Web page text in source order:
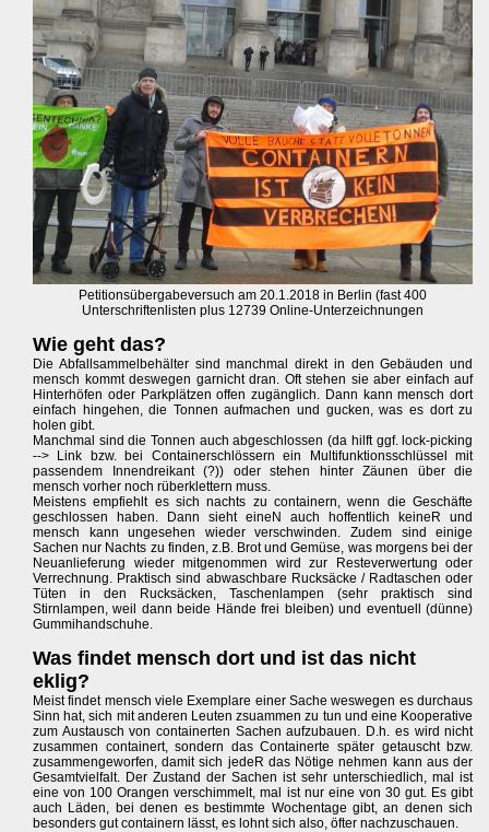
Petitionsübergabeversuch am 20.1.2018 in Berlin (fast 400
Unterschriftenlisten plus 12739 Online-Unterzeichnungen
Wie geht das?
Die Abfallsammelbehälter sind manchmal direkt in den Gebäuden und
mensch kommt deswegen garnicht dran. Oft stehen sie aber einfach auf
Hinterhöfen oder Parkplätzen offen zugänglich. Dann kann mensch dort
einfach hingehen, die Tonnen aufmachen und gucken, was es dort zu
holen gibt.
Manchmal sind die Tonnen auch abgeschlossen (da hilft ggf. lock-picking
--> Link bzw. bei Containerschlössern ein Multifunktionsschlüssel mit
passendem Innendreikant (?)) oder stehen hinter Zäunen über die
mensch vorher noch rüberklettern muss.
Meistens empfiehlt es sich nachts zu containern, wenn die Geschäfte
geschlossen haben. Dann sieht eineN auch hoffentlich keineR und
mensch kann ungesehen wieder verschwinden. Zudem sind einige
Sachen nur Nachts zu finden, z.B. Brot und Gemüse, was morgens bei der
Neuanlieferung wieder mitgenommen wird zur Resteverwertung oder
Verrechnung. Praktisch sind abwaschbare Rucksäcke / Radtaschen oder
Tüten in den Rucksäcken, Taschenlampen (sehr praktisch sind
Stirnlampen, weil dann beide Hände frei bleiben) und eventuell (dünne)
Gummihandschuhe.
Was findet mensch dort und ist das nicht
eklig?
Meist findet mensch viele Exemplare einer Sache weswegen es durchaus
Sinn hat, sich mit anderen Leuten zsuammen zu tun und eine Kooperative
zum Austausch von containerten Sachen aufzubauen. D.h. es wird nicht
zusammen containert, sondern das Containerte später getauscht bzw.
zusammengeworfen, damit sich jedeR das Nötige nehmen kann aus der
Gesamtvielfalt. Der Zustand der Sachen ist sehr unterschiedlich, mal ist
eine von 100 Orangen verschimmelt, mal ist nur eine von 30 gut. Es gibt
auch Läden, bei denen es bestimmte Wochentage gibt, an denen sich
besonders gut containern lässt, es lohnt sich also, öfter nachzuschauen.